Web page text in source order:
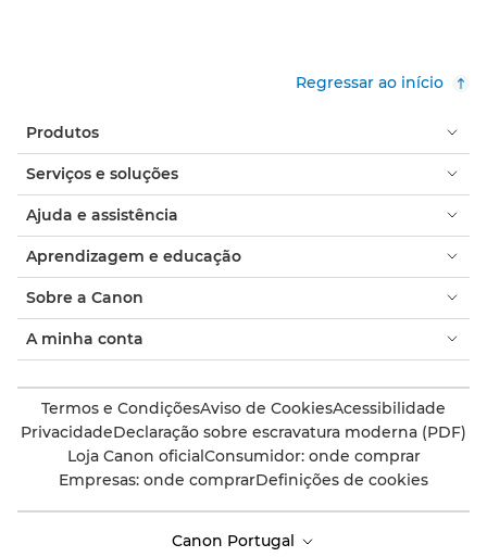
Regressar ao início
Produtos
Serviços e soluções
Ajuda e assistência
Aprendizagem e educação
Sobre a Canon
A minha conta
Termos e CondiçõesAviso de CookiesAcessibilidade
PrivacidadeDeclaração sobre escravatura moderna (PDF)
Loja Canon oficialConsumidor: onde comprar
Empresas: onde comprarDefinições de cookies
Canon Portugal